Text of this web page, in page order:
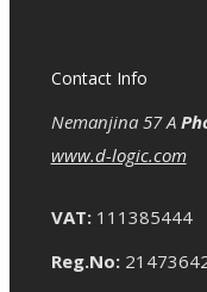
Contact Info
Nemanjina 57 A
www.d-logic.com
VAT:111385444
Reg.No: